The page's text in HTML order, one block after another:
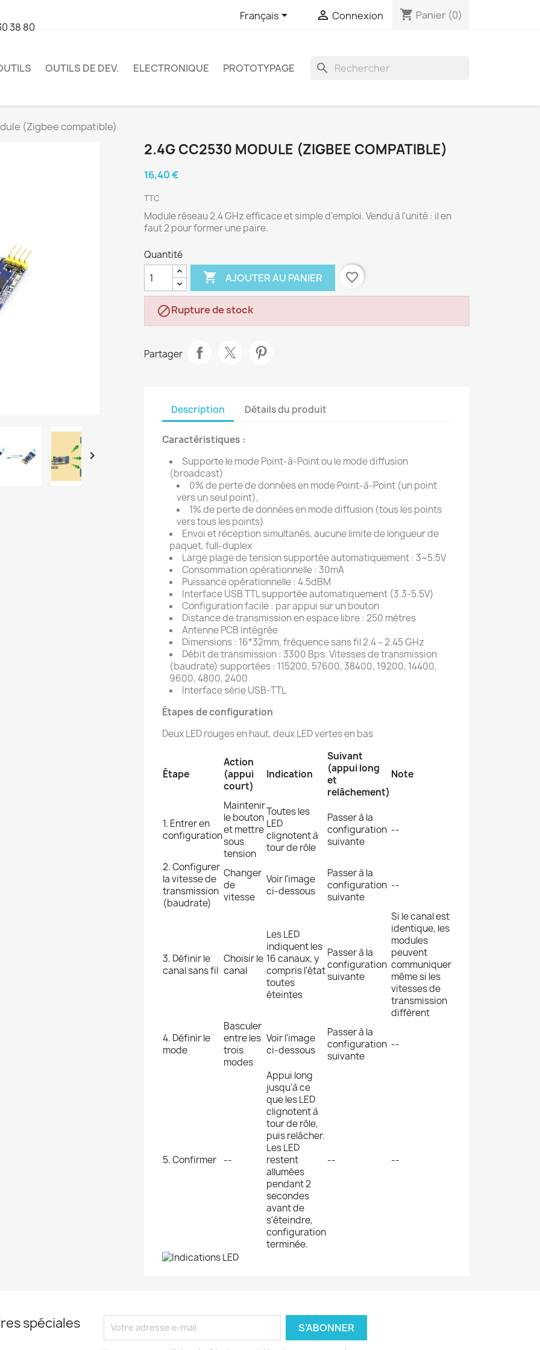
38 80
Français  Connexion shopping_cart Panier (0)
OUTILS DE DEV. ELECTRONIQUE PROTOTYPAGE search
(Zigbee compatible)

2.4G CC2530 MODULE (ZIGBEE COMPATIBLE)
16,40 €
TTC
Module réseau 2.4 GHz efficace et simple d'emploi. Vendu à l'unité : il en
faut 2 pour former une paire.
Quantité
 AJOUTER AU PANIER favorite_border
Rupture de stock
Partager
Description Détails du produit
Caractéristiques :
Supporte le mode Point-à-Point ou le mode diffusion
(broadcast)
0% de perte de données en mode Point-à-Point (un point
vers un seul point),
1% de perte de données en mode diffusion (tous les points
vers tous les points)
Envoi et réception simultanés, aucune limite de longueur de
paquet, full-duplex
Large plage de tension supportée automatiquement : 3~5.5V
Consommation opérationnelle : 30mA
Puissance opérationnelle : 4.5dBM
Interface USB TTL supportée automatiquement (3.3-5.5V)
Configuration facile : par appui sur un bouton
Distance de transmission en espace libre : 250 mètres
Antenne PCB intégrée
Dimensions : 16*32mm, fréquence sans fil 2.4 – 2.45 GHz
Débit de transmission : 3300 Bps. Vitesses de transmission
(baudrate) supportées : 115200, 57600, 38400, 19200, 14400,
9600, 4800, 2400
Interface série USB-TTL
Étapes de configuration
Deux LED rouges en haut, deux LED vertes en bas
Étape
Action
(appui
court)
Indication
Suivant
(appui long
et
relâchement)
Note
1. Entrer en
configuration
Maintenir
le bouton
et mettre
sous
tension
Toutes les
LED
clignotent à
tour de rôle
Passer à la
configuration
suivante
--
2. Configurer
la vitesse de
transmission
(baudrate)
Changer
de
vitesse
Voir l'image
ci-dessous
Passer à la
configuration
suivante
--
3. Définir le
canal sans fil
Choisir le
canal
Les LED
indiquent les
16 canaux, y
compris l'état
toutes
éteintes
Passer à la
configuration
suivante
Si le canal est
identique, les
modules
peuvent
communiquer
même si les
vitesses de
transmission
diffèrent
4. Définir le
mode
Basculer
entre les
trois
modes
Voir l'image
ci-dessous
Passer à la
configuration
suivante
--
5. Confirmer --
Appui long
jusqu'à ce
que les LED
clignotent à
tour de rôle,
puis relâcher.
Les LED
restent
allumées
pendant 2
secondes
avant de
s'éteindre,
configuration
terminée.
-- --
spéciales